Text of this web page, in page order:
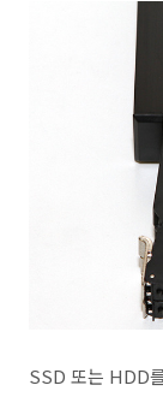
SSD 또는 HDD